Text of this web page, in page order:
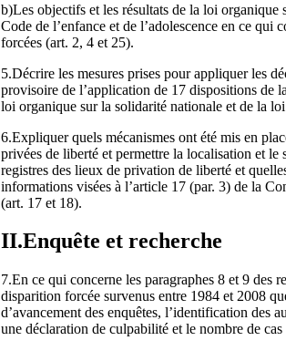
b)Les objectifs et les résultats de la loi
Code de l’enfance et de l’adolescence en ce qui
forcées (art. 2, 4 et 25).
5.Décrire les mesures prises pour appliquer les
provisoire de l’application de 17 dispositions de
loi organique sur la solidarité nationale et de la
6.Expliquer quels mécanismes ont été mis en
privées de liberté et permettre la localisation et le
registres des lieux de privation de liberté et
informations visées à l’article 17 (par. 3) de la
(art. 17 et 18).
II.Enquête et recherche
7.En ce qui concerne les paragraphes 8 et 9 des
disparition forcée survenus entre 1984 et 2008
d’avancement des enquêtes, l’identification des
une déclaration de culpabilité et le nombre de